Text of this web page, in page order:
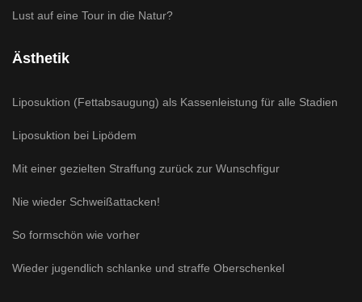
Lust auf eine Tour in die Natur?
Ästhetik
Liposuktion (Fettabsaugung) als Kassenleistung für alle Stadien
Liposuktion bei Lipödem
Mit einer gezielten Straffung zurück zur Wunschfigur
Nie wieder Schweißattacken!
So formschön wie vorher
Wieder jugendlich schlanke und straffe Oberschenkel